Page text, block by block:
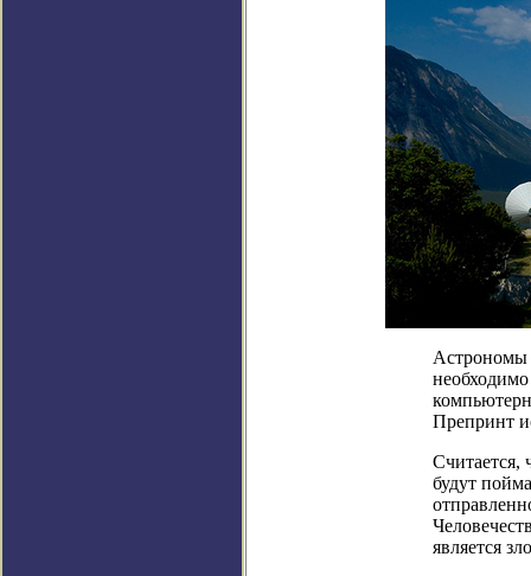
Астрономы
Препринт
Считается,
будут
является